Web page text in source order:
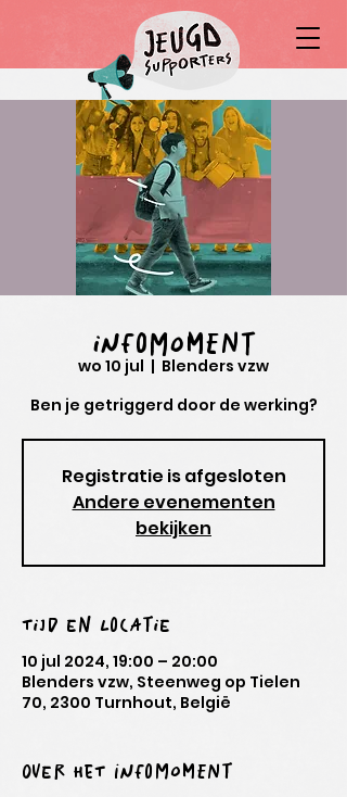
Infomoment
wo 10 jul
  |
Blenders vzw
Ben je getriggerd door de werking?
Registratie is afgesloten
Andere evenementen
bekijken
Tijd en locatie
10 jul 2024, 19:00 – 20:00
Blenders vzw, Steenweg op Tielen
70, 2300 Turnhout, België
Over het infomoment